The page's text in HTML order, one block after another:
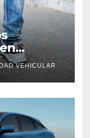
VEHICULAR